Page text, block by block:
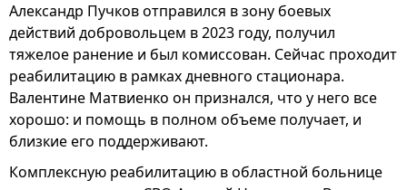
Александр Пучков отправился в зону боевых
действий добровольцем в 2023 году, получил
тяжелое ранение и был комиссован. Сейчас проходит
реабилитацию в рамках дневного стационара.
Валентине Матвиенко он признался, что у него все
хорошо: и помощь в полном объеме получает, и
близкие его поддерживают.
Комплексную реабилитацию в областной больнице